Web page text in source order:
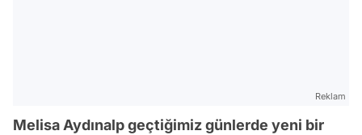
Reklam
Melisa Aydınalp geçtiğimiz günlerde yeni bir